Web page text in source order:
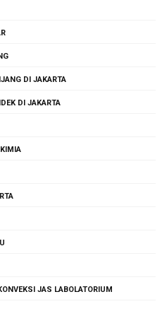
DI JAKARTA
DI JAKARTA
JAS LABOLATORIUM